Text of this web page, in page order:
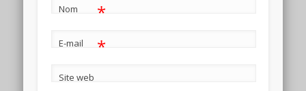
Nom *
E-mail *
Site web